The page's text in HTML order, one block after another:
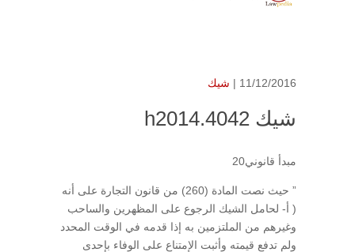
11/12/2016 | شيك
شيك h2014.4042
مبدأ قانوني20
” حيث نصت المادة (260) من قانون التجارة على أنه
( أ- لحامل الشيك الرجوع على المظهرين والساحب
وغيرهم من الملتزمين به إذا قدمه في الوقت المحدد
ولم تدفع قيمته وأثبت الإمتناع على الوفاء بإحدى